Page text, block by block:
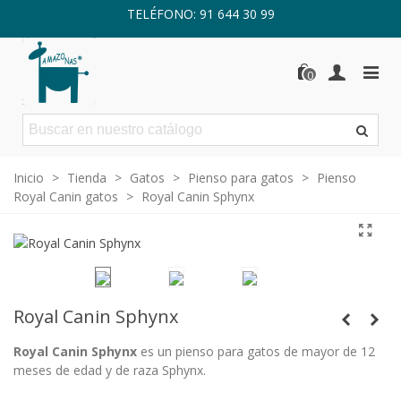
TELÉFONO: 91 644 30 99
0
Inicio > Tienda > Gatos > Pienso para gatos > Pienso
Royal Canin gatos > Royal Canin Sphynx
Royal Canin Sphynx
Royal Canin Sphynx es un pienso para gatos de mayor de 12
meses de edad y de raza Sphynx.